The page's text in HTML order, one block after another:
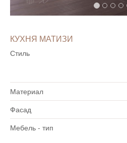
КУХНЯ МАТИЗИ
Стиль
Материал
Фасад
Мебель - тип